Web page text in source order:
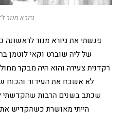
גיורא מנור
פגשתי את גיורא מנור לראשונה
רקדנית צעירה והוא היה מבקר
לא אשכח את העידוד והכוח
שכתב בשנים הרבות שהקדשתי
הייתי מאושרת כשהקדיש